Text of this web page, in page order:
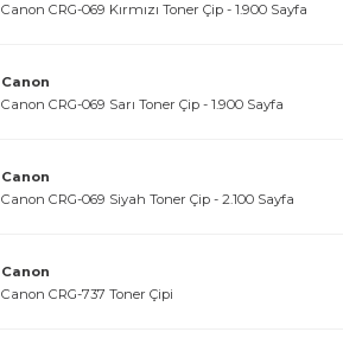
Canon CRG-069 Kırmızı Toner Çip - 1.900 Sayfa
Canon
Canon CRG-069 Sarı Toner Çip - 1.900 Sayfa
Canon
Canon CRG-069 Siyah Toner Çip - 2.100 Sayfa
Canon
Canon CRG-737 Toner Çipi